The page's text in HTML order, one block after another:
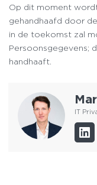
Op dit moment
gehandhaafd door
in de toekomst zal
Persoonsgegevens;
handhaaft.
IT